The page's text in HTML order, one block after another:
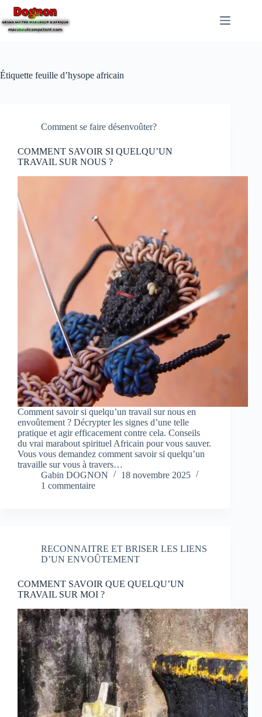
Étiquette feuille d’hysope africain
Comment se faire désenvoûter?
COMMENT SAVOIR SI QUELQU’UN
TRAVAIL SUR NOUS ?
Comment savoir si quelqu’un travail sur nous en
envoûtement ? Décrypter les signes d’une telle
pratique et agir efficacement contre cela. Conseils
du vrai marabout spirituel Africain pour vous sauver.
Vous vous demandez comment savoir si quelqu’un
travaille sur vous à travers…
Gabin DOGNON
18 novembre 2025
1 commentaire
RECONNAITRE ET BRISER LES LIENS
D’UN ENVOÛTEMENT
COMMENT SAVOIR QUE QUELQU’UN
TRAVAIL SUR MOI ?